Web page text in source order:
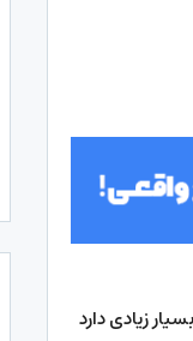
زیادی دارد